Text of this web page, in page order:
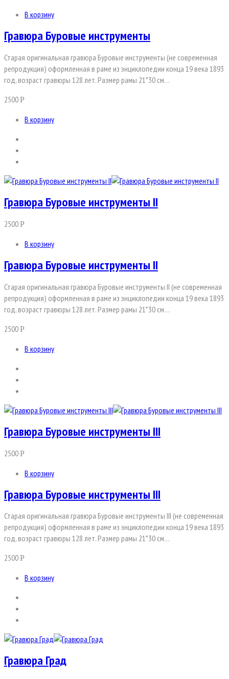
В корзину
Гравюра Буровые инструменты
Старая оригинальная гравюра Буровые инструменты (не современная
репродукция) оформленная в раме из энциклопедии конца 19 века 1893
год, возраст гравюры 128 лет. Размер рамы 21*30 см…
2500Р
В корзину
Гравюра Буровые инструменты II
2500Р
В корзину
Гравюра Буровые инструменты II
Старая оригинальная гравюра Буровые инструменты II (не современная
репродукция) оформленная в раме из энциклопедии конца 19 века 1893
год, возраст гравюры 128 лет. Размер рамы 21*30 см…
2500Р
В корзину
Гравюра Буровые инструменты III
2500Р
В корзину
Гравюра Буровые инструменты III
Старая оригинальная гравюра Буровые инструменты III (не современная
репродукция) оформленная в раме из энциклопедии конца 19 века 1893
год, возраст гравюры 128 лет. Размер рамы 21*30 см…
2500Р
В корзину
Гравюра Град